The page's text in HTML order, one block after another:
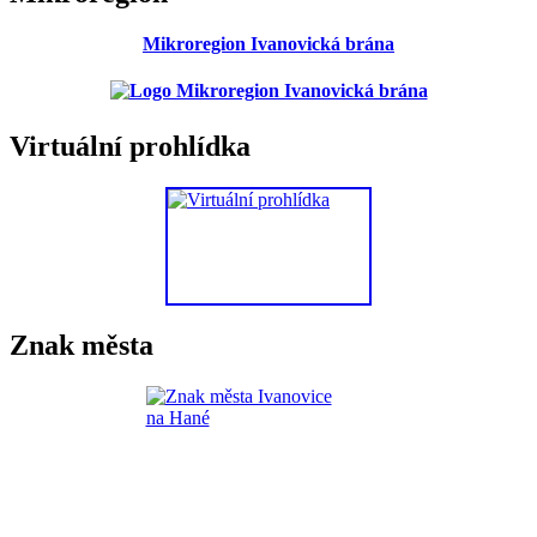
Mikroregion Ivanovická brána
Virtuální prohlídka
Znak města